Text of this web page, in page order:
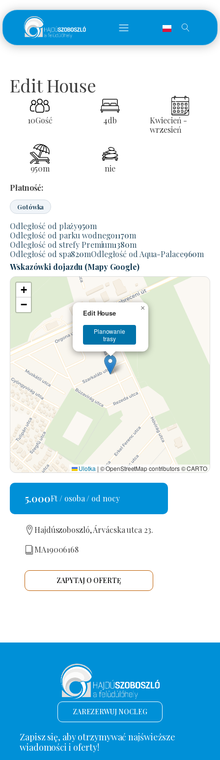
Edit House
10Gość 4db
Kwiecień -
wrzesień
950m
nie
Płatność:
Gotówka
Odległość od plaży950m
Odległość od parku wodnego1170m
Odległość od strefy Premium1380m
Odległość od spa820mOdległość od Aqua-Palace960m
Wskazówki dojazdu (Mapy Google)
Edit House
Planowanie
trasy
×
+
−
Ulotka | © OpenStreetMap contributors © CARTO
5.000Ft / osoba / od nocy
Hajdúszoboszló, Árvácska utca 23.
MA19006168
ZAPYTAJ O OFERTĘ
ZAREZERWUJ NOCLEG
Zapisz się, aby otrzymywać najświeższe
wiadomości i oferty!